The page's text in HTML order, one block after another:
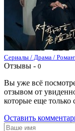
Сериалы / Драма /
Отзывы - 0
Вы уже всё
отзывом от
которые еще только
Оставить